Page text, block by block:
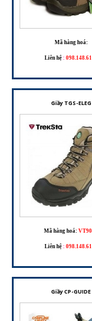
Mã hàng hoá:
Liên hệ :
Giầy TGS-ELEG
Mã hàng hoá:
Liên hệ :
Giầy CP-GUIDE